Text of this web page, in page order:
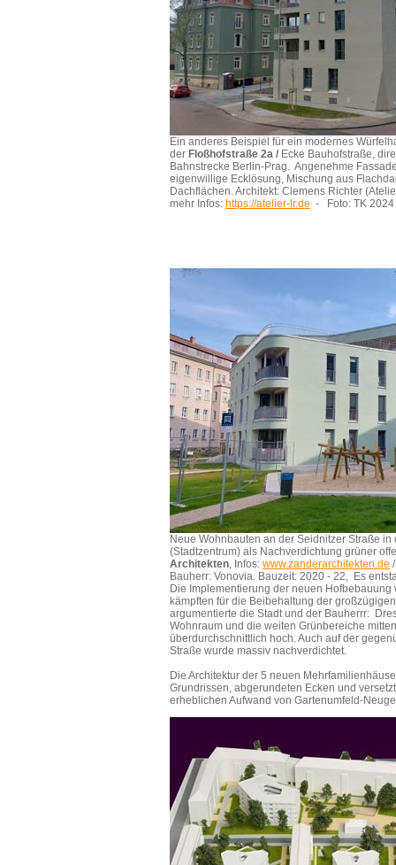
Ein anderes Beispiel für ein modernes
der Floßhofstraße 2a / Ecke Bauhofstraße,
Bahnstrecke Berlin-Prag. Angenehme
eigenwillige Ecklösung, Mischung aus
Dachflächen. Architekt: Clemens Richter
mehr Infos: https://atelier-lr.de - Foto: TK
Neue Wohnbauten an der Seidnitzer Straße in
(Stadtzentrum) als Nachverdichtung grüner
Architekten, Infos: www.zanderarchitekten.de
Bauherr: Vonovia. Bauzeit: 2020 - 22, Es
Die Implementierung der neuen Hofbebauung
kämpften für die Beibehaltung der
argumentierte die Stadt und der Bauherrr:
Wohnraum und die weiten Grünbereiche
überdurchschnittlich hoch. Auch auf der
Straße wurde massiv nachverdichtet.
Die Architektur der 5 neuen
Grundrissen, abgerundeten Ecken und
erheblichen Aufwand von Gartenumfeld-